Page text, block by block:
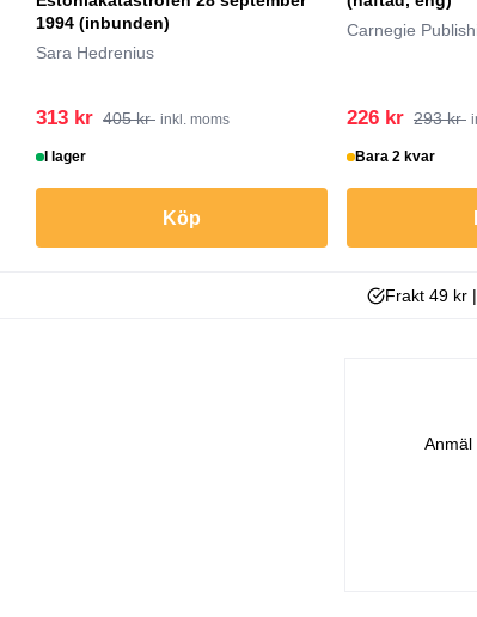
1994 (inbunden)
Sara Hedrenius
313 kr 405 kr inkl. moms
I lager
Köp
Carnegie
226 kr 293 kr
Bara 2 kvar
Frakt 49 kr
Anmäl